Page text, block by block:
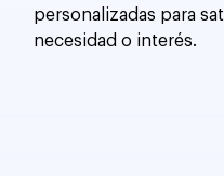
personalizadas para
necesidad o interés.